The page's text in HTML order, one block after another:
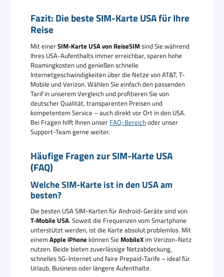
Fazit: Die beste SIM-Karte USA für Ihre
Reise
Mit einerSIM-Karte USA von ReiseSIMsind Sie während
Ihres USA-Aufenthalts immer erreichbar, sparen hohe
Roamingkosten und genießen schnelle
Internetgeschwindigkeiten über die Netze von AT&T, T-
Mobile und Verizon. Wählen Sie einfach den passenden
Tarif in unserem Vergleich und profitieren Sie von
deutscher Qualität, transparenten Preisen und
kompetentem Service – auch direkt vor Ort in den USA.
Bei Fragen hilft Ihnen unser FAQ-Bereichoder unser
Support-Team gerne weiter.
Häufige Fragen zur SIM-Karte USA
(FAQ)
Welche SIM-Karte ist in den USA am
besten?
Die besten USA SIM-Karten für Android-Geräte sind von
T-Mobile USA. Soweit die Frequenzen vom Smartphone
unterstützt werden, ist die Karte absolut problemlos. Mit
einem Apple iPhone können Sie MobileX im Verizon-Netz
nutzen. Beide bieten zuverlässige Netzabdeckung,
schnelles 5G-Internet und faire Prepaid-Tarife – ideal für
Urlaub, Business oder längere Aufenthalte.